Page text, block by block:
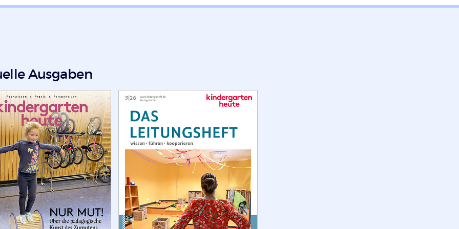
Ausgaben